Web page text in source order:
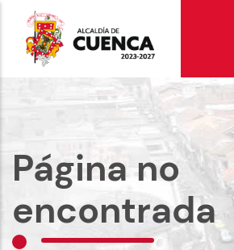
contenido
principal
Página no
encontrada